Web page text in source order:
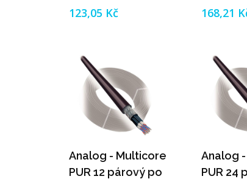
pleteným
123,05 Kč 168,21
Analog - Multicore
PUR 12 párový po
Analog
PUR 24